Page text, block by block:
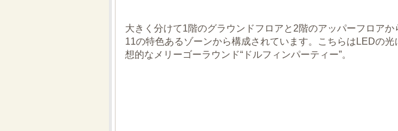
大きく分けて1階のグラウンドフロアと2階のアッパーフロアか
11の特色あるゾーンから構成されています。こちらはLEDの光
想的なメリーゴーラウンド“ドルフィンパーティー”。